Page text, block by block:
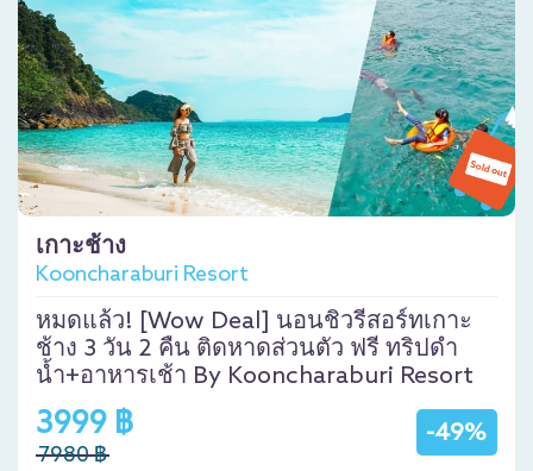
เกาะช้าง
Kooncharaburi Resort
หมดแล้ว! [Wow Deal] นอนชิวรีสอร์ทเกาะ
ช้าง 3 วัน 2 คืน ติดหาดส่วนตัว ฟรี ทริปดำ
น้ำ+อาหารเช้า By Kooncharaburi Resort
-49%
3999 ฿
7980 ฿